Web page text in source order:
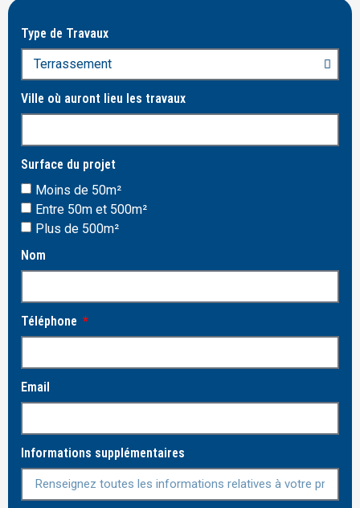
Type de Travaux
Ville où auront lieu les travaux
Surface du projet
Moins de 50m²
Entre 50m et 500m²
Plus de 500m²
Nom
Téléphone
Email
Informations supplémentaires